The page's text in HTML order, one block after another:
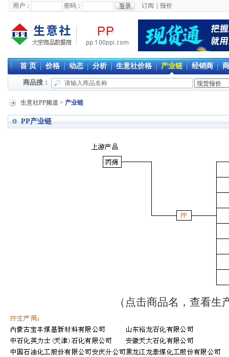
用户： 密码： 订阅 报价
首 页 价格 动态 分析 生意社价格 产业链 经销商
商品搜：
生意社PP频道 > 产业链
PP产业链
（点击商品名，查看生